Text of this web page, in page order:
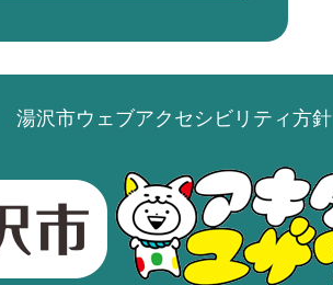
湯沢市ウェブアクセシビリティ方針